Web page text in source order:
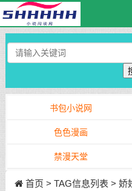
书包小说网
色色漫画
禁漫天堂
首页 > TAG信息列表 > 娇